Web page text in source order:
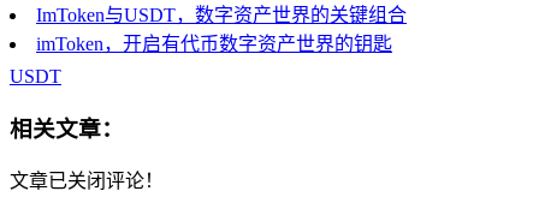
ImToken与USDT，数字资产世界的关键组合
imToken，开启有代币数字资产世界的钥匙
USDT
相关文章：
文章已关闭评论！